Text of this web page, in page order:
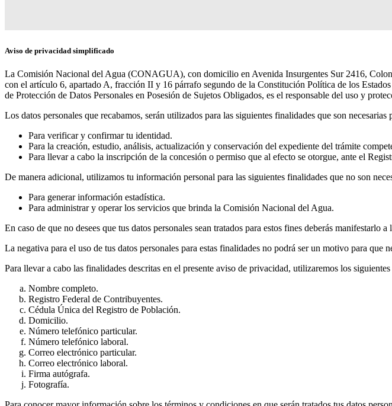
Aviso de privacidad simplificado
La Comisión Nacional del Agua (CONAGUA), con domicilio en Avenida Insurgentes Sur 2416,
con el artículo 6, apartado A, fracción II y 16 párrafo segundo de la Constitución Política de los
de Protección de Datos Personales en Posesión de Sujetos Obligados, es el responsable del uso y
Los datos personales que recabamos, serán utilizados para las siguientes finalidades que son
Para verificar y confirmar tu identidad.
Para la creación, estudio, análisis, actualización y conservación del expediente del trámite
Para llevar a cabo la inscripción de la concesión o permiso que al efecto se otorgue, ante el
De manera adicional, utilizamos tu información personal para las siguientes finalidades que no son
Para generar información estadística.
Para administrar y operar los servicios que brinda la Comisión Nacional del Agua.
En caso de que no desees que tus datos personales sean tratados para estos fines deberás
La negativa para el uso de tus datos personales para estas finalidades no podrá ser un motivo para
Para llevar a cabo las finalidades descritas en el presente aviso de privacidad, utilizaremos los siguientes
Nombre completo.
Registro Federal de Contribuyentes.
Cédula Única del Registro de Población.
Domicilio.
Número telefónico particular.
Número telefónico laboral.
Correo electrónico particular.
Correo electrónico laboral.
Firma autógrafa.
Fotografía.